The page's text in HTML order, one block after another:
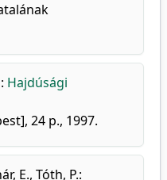
: Hajdúsági
24 p., 1997.
E., Tóth, P.: